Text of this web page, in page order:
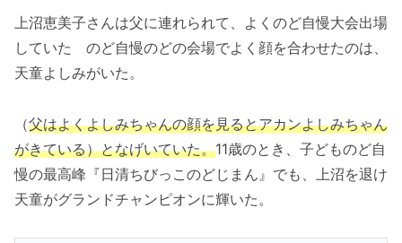
上沼恵美子さんは父に連れられて、よくのど自慢大会出場
していた のど自慢のどの会場でよく顔を合わせたのは、
天童よしみがいた。
（父はよくよしみちゃんの顔を見るとアカンよしみちゃん
がきている）となげいていた。11歳のとき、子どものど自
慢の最高峰『日清ちびっこのどじまん』でも、上沼を退け
天童がグランドチャンピオンに輝いた。